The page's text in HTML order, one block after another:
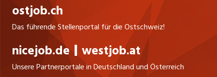
ostjob.ch
Das führende Stellenportal für die Ostschweiz!
nicejob.de westjob.at
Unsere Partnerportale in Deutschland und Österreich